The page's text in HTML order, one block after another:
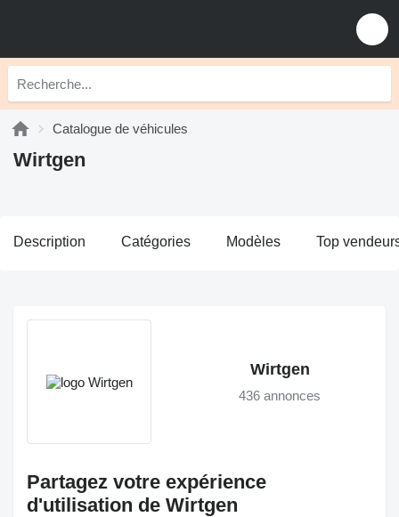
Catalogue de véhicules
Wirtgen
Description Catégories Modèles Top
Wirtgen
436 annonces
Partagez votre expérience
d'utilisation de Wirtgen